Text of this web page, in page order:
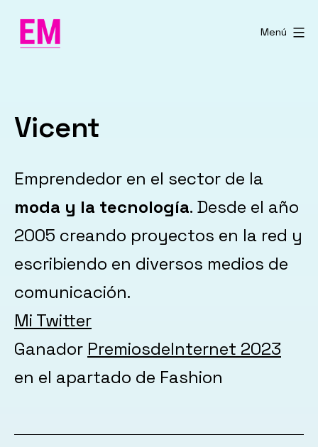
contenido
Menú
Vicent
Emprendedor en el sector de la
moda y la tecnología. Desde el año
2005 creando proyectos en la red y
escribiendo en diversos medios de
comunicación.
Mi Twitter
Ganador PremiosdeInternet 2023
en el apartado de Fashion